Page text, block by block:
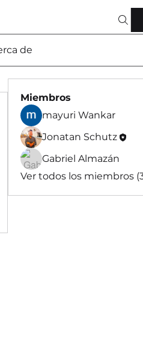
de
Miembros
mayuri Wankar
Jonatan Schutz
Gabriel Almazán
Ver todos los miembros